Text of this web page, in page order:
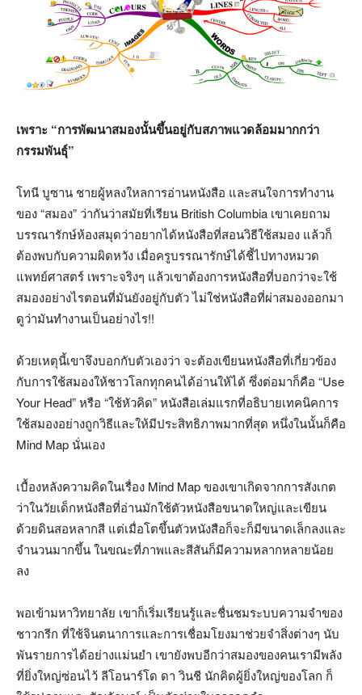
เพราะ “การพัฒนาสมองนั้นขึ้นอยู่กับสภาพแวดล้อมมากกว่า
กรรมพันธุ์”
โทนี บูซาน ชายผู้หลงใหลการอ่านหนังสือ และสนใจการทำงาน
ของ “สมอง” ว่ากันว่าสมัยที่เรียน British Columbia เขาเคยถาม
บรรณารักษ์ห้องสมุดว่าอยากได้หนังสือที่สอนวิธีใช้สมอง แล้วก็
ต้องพบกับความผิดหวัง เมื่อครูบรรณารักษ์ได้ชี้ไปทางหมวด
แพทย์ศาสตร์ เพราะจริงๆ แล้วเขาต้องการหนังสือที่บอกว่าจะใช้
สมองอย่างไรตอนที่มันยังอยู่กับตัว ไม่ใช่หนังสือที่ผ่าสมองออกมา
ดูว่ามันทำงานเป็นอย่างไร!!
ด้วยเหตุนี้เขาจึงบอกกับตัวเองว่า จะต้องเขียนหนังสือที่เกี่ยวข้อง
กับการใช้สมองให้ชาวโลกทุกคนได้อ่านให้ได้ ซึ่งต่อมาก็คือ “Use
Your Head” หรือ “ใช้หัวคิด” หนังสือเล่มแรกที่อธิบายเทคนิคการ
ใช้สมองอย่างถูกวิธีและให้มีประสิทธิภาพมากที่สุด หนึ่งในนั้นก็คือ
Mind Map นั่นเอง
เบื้องหลังความคิดในเรื่อง Mind Map ของเขาเกิดจากการสังเกต
ว่าในวัยเด็กหนังสือที่อ่านมักใช้ตัวหนังสือขนาดใหญ่และเขียน
ด้วยดินสอหลากสี แต่เมื่อโตขึ้นตัวหนังสือก็จะก็มีขนาดเล็กลงและ
จำนวนมากขึ้น ในขณะที่ภาพและสีสันก็มีความหลากหลายน้อย
ลง
พอเข้ามหาวิทยาลัย เขาก็เริ่มเรียนรู้และชื่นชมระบบความจำของ
ชาวกรีก ที่ใช้จินตนาการและการเชื่อมโยงมาช่วยจำสิ่งต่างๆ นับ
พันรายการได้อย่างแม่นยำ เขายังพบอีกว่าสมองของคนเรามีพลัง
ที่ยิ่งใหญ่ซ่อนไว้ ลีโอนาร์โด ดา วินชี นักคิดผู้ยิ่งใหญ่ของโลก ก็